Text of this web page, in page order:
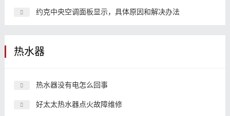
约克中央空调面板显示，具体原因和解决办法
热水器
热水器没有电怎么回事
好太太热水器点火故障维修